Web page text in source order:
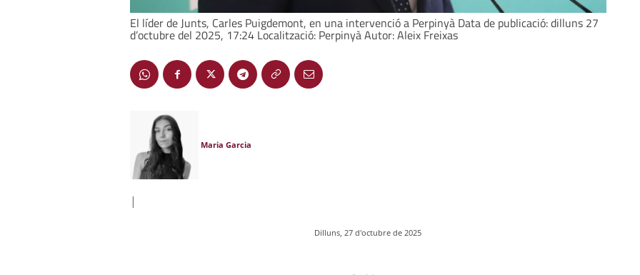
El líder de Junts, Carles Puigdemont, en una intervenció a Perpinyà Data de publicació: dilluns 27
d’octubre del 2025, 17:24 Localització: Perpinyà Autor: Aleix Freixas
Maria Garcia
|
Dilluns, 27 d'octubre de 2025